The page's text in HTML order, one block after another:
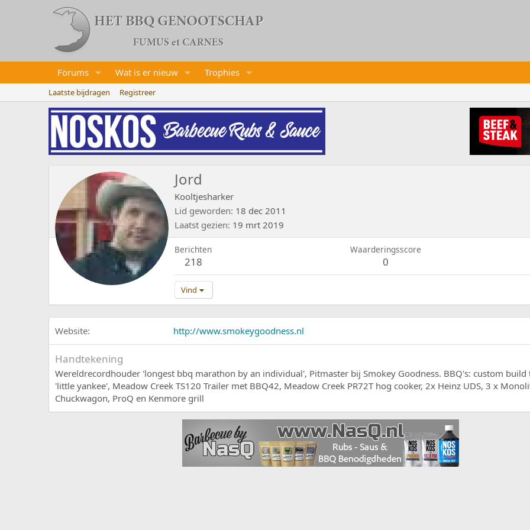
Forums Wat is er nieuw Trophies
Laatste bijdragen Registreer
Jord
Kooltjesharker
Lid geworden 18 dec 2011
Laatst gezien 19 mrt 2019
Berichten
218
Waarderingsscore
0
Vind
Website http://www.smokeygoodness.nl
Handtekening
Wereldrecordhouder 'longest bbq marathon by an individual', Pitmaster bij Smokey Goodness. BBQ's: custom build
'little yankee', Meadow Creek TS120 Trailer met BBQ42, Meadow Creek PR72T hog cooker, 2x Heinz UDS, 3 x
Chuckwagon, ProQ en Kenmore grill